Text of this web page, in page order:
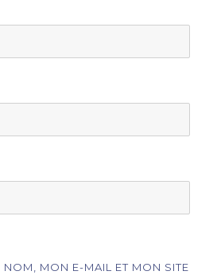
NOM, MON E-MAIL ET MON SITE